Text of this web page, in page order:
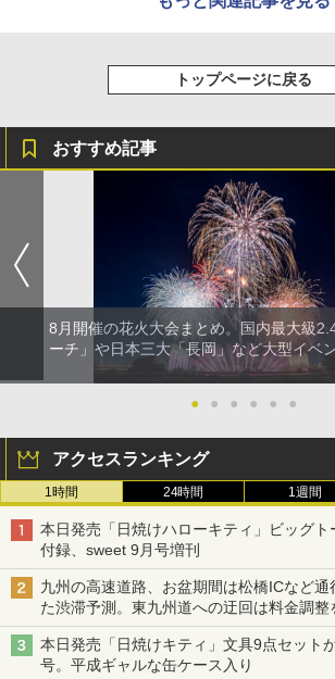
トップページに戻る
おすすめ記事
8月開催の花火大会まとめ。国内最大級
ーチ」や日本三大「長岡」など大型イベ
● ● ● ● ● ●
アクセスランキング
1時間 24時間 1週間
本日発売「日焼けハローキティ」ビッグ
付録、sweet 9月号増刊
九州の高速道路、お盆期間は松橋ICなど通
た渋滞予測。東九州道への迂回は料金調整
本日発売「日焼けキティ」文具9点セット
号。平成ギャルな缶ケース入り